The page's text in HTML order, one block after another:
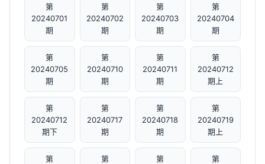
第
20240701
期
第
20240702
期
第
20240703
期
第
20240704
期
第
20240705
期
第
20240710
期
第
20240711
期
第
20240712
期上
第
20240712
期下
第
20240717
期
第
20240718
期
第
20240719
期上
第
第
第
第